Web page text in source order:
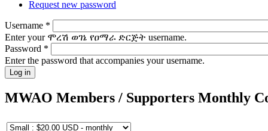
Request new password
Username *
Enter your ሞረሽ ወገኔ የዐማራ ድርጅት username.
Password *
Enter the password that accompanies your username.
MWAO Members / Supporters Monthly